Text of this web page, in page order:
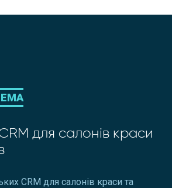
для салонів краси
CRM для салонів краси та